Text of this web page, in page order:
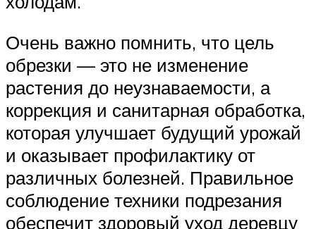
Очень важно помнить, что цель
обрезки — это не изменение
растения до неузнаваемости, а
коррекция и санитарная обработка,
которая улучшает будущий урожай
и оказывает профилактику от
различных болезней. Правильное
соблюдение техники подрезания
обеспечит здоровый уход деревцу